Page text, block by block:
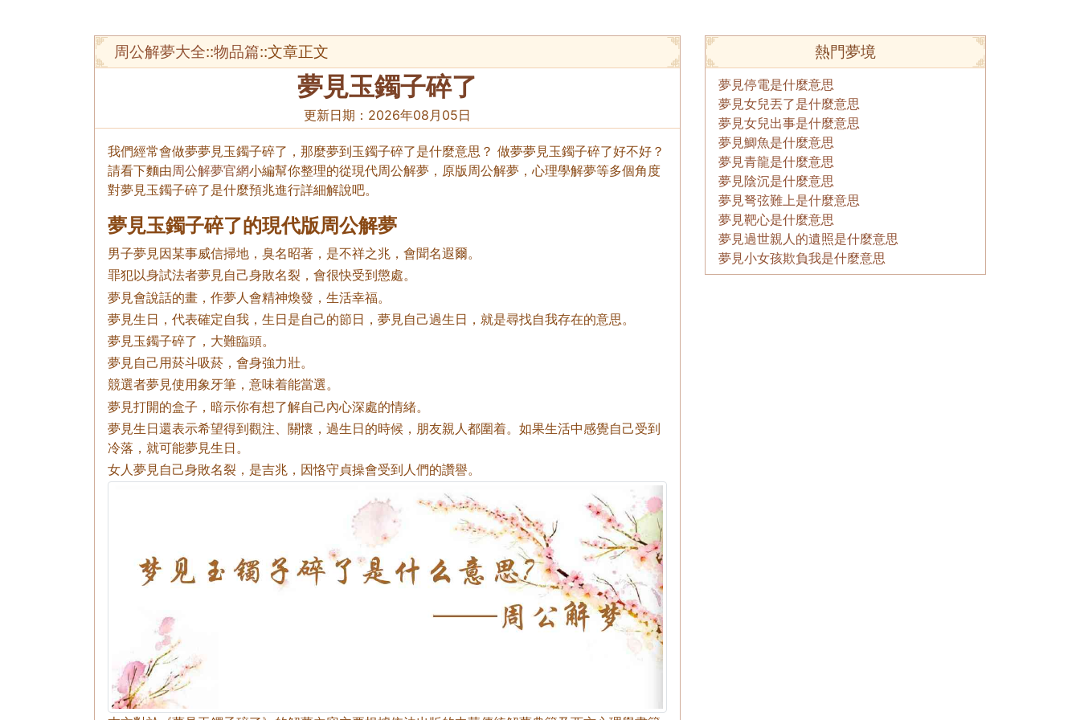
周公解夢大全::物品篇::文章正文
夢見玉鐲子碎了
更新日期： 2026年08月05日
我們經常會做夢夢見玉鐲子碎了，那麼夢到玉鐲子碎了是什麼意思？ 做夢夢見玉鐲子碎了好不好？
請看下麵由周公解夢官網小編幫你整理的從現代周公解夢，原版周公解夢，心理學解夢等多個角度
對夢見玉鐲子碎了是什麼預兆進行詳細解說吧。
夢見玉鐲子碎了的現代版周公解夢
男子夢見因某事威信掃地，臭名昭著，是不祥之兆，會聞名遐爾。
罪犯以身試法者夢見自己身敗名裂，會很快受到懲處。
夢見會說話的畫，作夢人會精神煥發，生活幸福。
夢見生日，代表確定自我，生日是自己的節日，夢見自己過生日，就是尋找自我存在的意思。
夢見玉鐲子碎了，大難臨頭。
夢見自己用菸斗吸菸，會身強力壯。
競選者夢見使用象牙筆，意味着能當選。
夢見打開的盒子，暗示你有想了解自己內心深處的情緒。
夢見生日還表示希望得到觀注、關懷，過生日的時候，朋友親人都圍着。如果生活中感覺自己受到
冷落，就可能夢見生日。
女人夢見自己身敗名裂，是吉兆，因恪守貞操會受到人們的讚譽。
熱門夢境
夢見停電是什麼意思
夢見女兒丟了是什麼意思
夢見女兒出事是什麼意思
夢見鯽魚是什麼意思
夢見青龍是什麼意思
夢見陰沉是什麼意思
夢見弩弦難上是什麼意思
夢見靶心是什麼意思
夢見過世親人的遺照是什麼意思
夢見小女孩欺負我是什麼意思